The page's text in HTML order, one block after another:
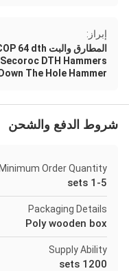
إبراز:
المطارق والبت COP 64 dth
DTH Hammers
The Hole Hammer
شروط الدفع والشحن
Minimum Order Quantity
1-5 sets
Packaging Details
Poly wooden box
Supply Ability
1200 sets